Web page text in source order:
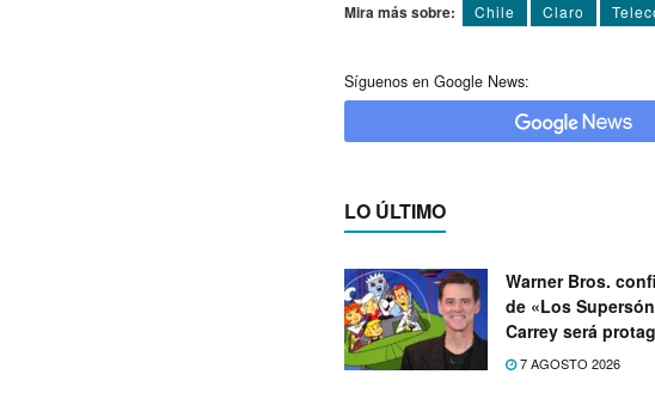
Mira más sobre: Chile Claro
Síguenos en Google News:
LO ÚLTIMO
Warner Bros.
de «Los
Carrey será
7 AGOSTO 2026